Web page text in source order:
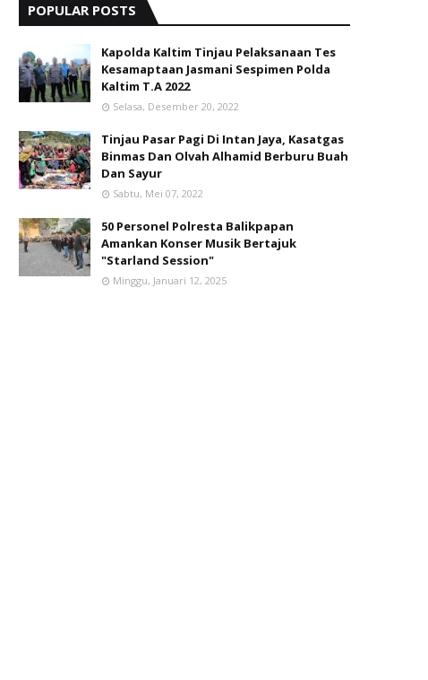
POPULAR POSTS
Kapolda Kaltim Tinjau Pelaksanaan Tes
Kesamaptaan Jasmani Sespimen Polda
Kaltim T.A 2022
Selasa, Desember 20, 2022
Tinjau Pasar Pagi Di Intan Jaya, Kasatgas
Binmas Dan Olvah Alhamid Berburu Buah
Dan Sayur
Sabtu, Mei 07, 2022
50 Personel Polresta Balikpapan
Amankan Konser Musik Bertajuk
"Starland Session"
Minggu, Januari 12, 2025